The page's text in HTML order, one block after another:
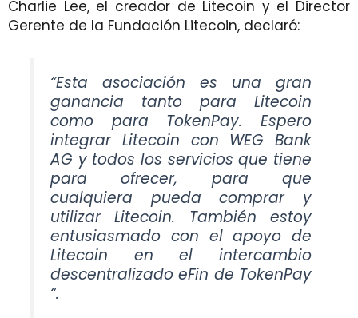
Charlie Lee, el creador de Litecoin y el Director
Gerente de la Fundación Litecoin, declaró:
“Esta asociación es una gran
ganancia tanto para Litecoin
como para TokenPay. Espero
integrar Litecoin con WEG Bank
AG y todos los servicios que tiene
para ofrecer, para que
cualquiera pueda comprar y
utilizar Litecoin. También estoy
entusiasmado con el apoyo de
Litecoin en el intercambio
descentralizado eFin de TokenPay
“.